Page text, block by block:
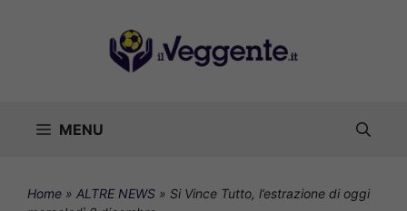
MENU
Home » ALTRE NEWS » Si Vince Tutto, l’estrazione di oggi